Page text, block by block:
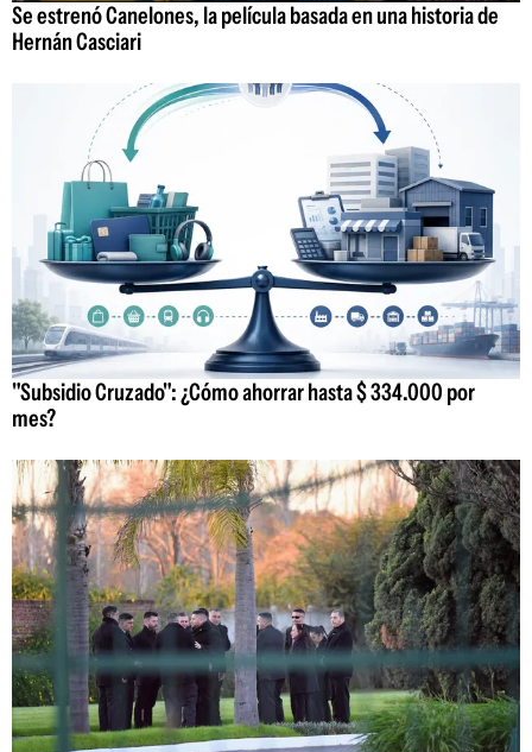
Se estrenó Canelones, la película basada en una historia de
Hernán Casciari
"Subsidio Cruzado": ¿Cómo ahorrar hasta $ 334.000 por
mes?